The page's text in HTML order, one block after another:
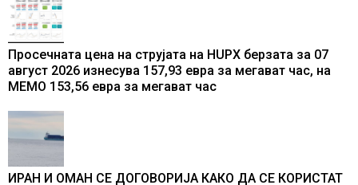
Просечната цена на струјата на HUPX берзата за 07
август 2026 изнесува 157,93 евра за мегават час, на
МЕМО 153,56 евра за мегават час
ИРАН И ОМАН СЕ ДОГОВОРИЈА КАКО ДА СЕ КОРИСТАТ